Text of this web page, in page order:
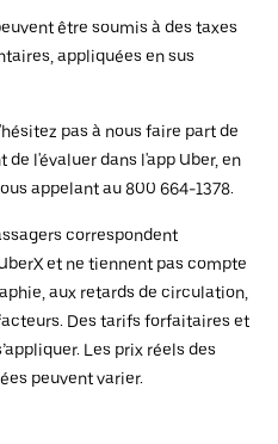
être soumis à des taxes
appliquées en sus
pas à nous faire part de
l'évaluer dans l'app Uber, en
appelant au 800 664-1378.
correspondent
et ne tiennent pas compte
aux retards de circulation,
Des tarifs forfaitaires et
Les prix réels des
peuvent varier.